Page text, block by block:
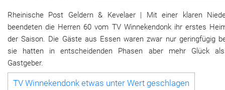
Rheinische Post Geldern & Kevelaer | Mit einer klaren
beendeten die Herren 60 vom TV Winnekendonk ihr erstes
der Saison. Die Gäste aus Essen waren zwar nur geringfügig
sie hatten in entscheidenden Phasen aber mehr Glück
Gastgeber.
TV Win­ne­ken­donk et­was un­ter Wert ge­schla­gen